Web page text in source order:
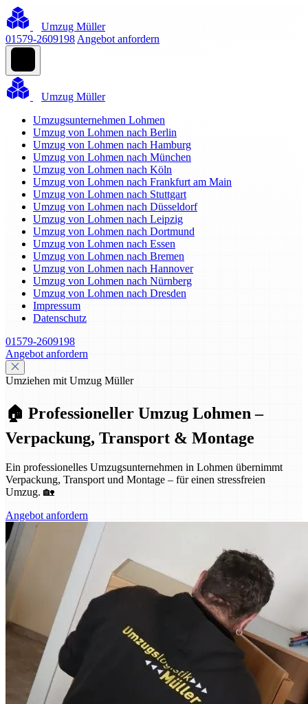
Umzug Müller
01579-2609198 Angebot anfordern
Umzug Müller
Umzugsunternehmen Lohmen
Umzug von Lohmen nach Berlin
Umzug von Lohmen nach Hamburg
Umzug von Lohmen nach München
Umzug von Lohmen nach Köln
Umzug von Lohmen nach Frankfurt am Main
Umzug von Lohmen nach Stuttgart
Umzug von Lohmen nach Düsseldorf
Umzug von Lohmen nach Leipzig
Umzug von Lohmen nach Dortmund
Umzug von Lohmen nach Essen
Umzug von Lohmen nach Bremen
Umzug von Lohmen nach Hannover
Umzug von Lohmen nach Nürnberg
Umzug von Lohmen nach Dresden
Impressum
Datenschutz
01579-2609198
Angebot anfordern
Umziehen mit Umzug Müller
🏠 Professioneller Umzug Lohmen –
Verpackung, Transport & Montage
Ein professionelles Umzugsunternehmen in Lohmen übernimmt
Verpackung, Transport und Montage – für einen stressfreien
Umzug. 🏡
Angebot anfordern